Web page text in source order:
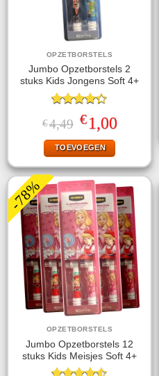
OPZETBORSTELS
Jumbo Opzetborstels 2
stuks Kids Jongens Soft 4+
Gewaardeerd
4.33uit 5
€4,49 Oorspronkelijke
prijs
was:
€4,49.
€1,00Huidige
prijs
is:
€1,00.
TOEVOEGEN
-78%
OPZETBORSTELS
Jumbo Opzetborstels 12
stuks Kids Meisjes Soft 4+